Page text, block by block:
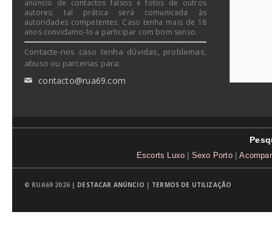
anúncio de contactos falsos e fotos de outros
autores; tal prática será comunicada às
autoridades competentes. Caso tenha mais de 18
anos convidamo-lo a participar com bom senso.
Contacte-nos caso tenha dúvidas, problemas,
abuso ou parcerias para:
✉ contacto@rua69.com
Escorts Luxo Sexo Porto
© RUA69 2026 | DESTACAR ANÚNCIO | TERMOS DE UTILIZAÇÃO